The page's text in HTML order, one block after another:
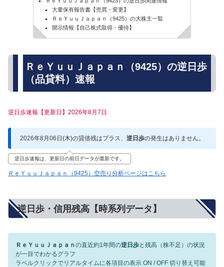
大量保有報告書【売買・変更】
ＲｅＹｕｕＪａｐａｎ（9425）の大株主一覧
開示情報【自己株式取得・優待】
ＲｅＹｕｕＪａｐａｎ（9425）の逆日歩
（品貸料）速報
逆日歩速報【更新日】2026年8月7日
2026年8月06日(木)の貸借残はプラス、 逆日歩の発生はありません。
逆日歩速報は、更新日の前日データが最新です。
ＲｅＹｕｕＪａｐａｎ（9425）空売り分析ページはこちら
逆日歩・信用残高【時系列データ】
ＲｅＹｕｕＪａｐａｎ の直近約1年間の逆日歩と残高（株不足）の状況
が一目でわかるグラフ
ラベルクリックでリアルタイムに各項目の表示 ON / OFF 切り替え可能